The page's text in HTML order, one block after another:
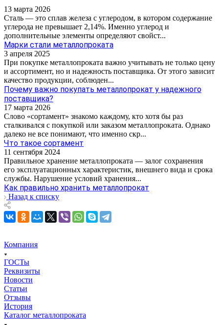
13 марта 2026
Сталь — это сплав железа с углеродом, в котором содержание
углерода не превышает 2,14%. Именно углерод и
дополнительные элементы определяют свойст...
Марки стали металлопроката
3 апреля 2025
При покупке металлопроката важно учитывать не только цену
и ассортимент, но и надежность поставщика. От этого зависит
качество продукции, соблюден...
Почему важно покупать металлопрокат у надежного
поставщика?
17 марта 2026
Слово «сортамент» знакомо каждому, кто хотя бы раз
сталкивался с покупкой или заказом металлопроката. Однако
далеко не все понимают, что именно скр...
Что такое сортамент
11 сентября 2024
Правильное хранение металлопроката — залог сохранения
его эксплуатационных характеристик, внешнего вида и срока
службы. Нарушение условий хранения...
Как правильно хранить металлопрокат
Назад к списку
Компания
ГОСТы
Реквизиты
Новости
Статьи
Отзывы
История
Каталог металлопроката